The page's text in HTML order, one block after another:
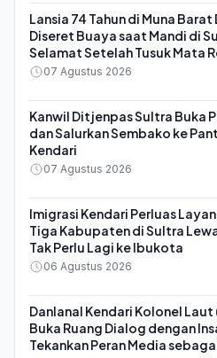
Lansia 74 Tahun di Muna
Diseret Buaya saat Mandi di
Selamat Setelah Tusuk Mata
07 Agustus 2026
Kanwil Ditjenpas Sultra Buka
dan Salurkan Sembako ke
Kendari
07 Agustus 2026
Imigrasi Kendari Perluas
Tiga Kabupaten di Sultra
Tak Perlu Lagi ke Ibukota
06 Agustus 2026
Danlanal Kendari Kolonel Laut
Buka Ruang Dialog dengan
Tekankan Peran Media